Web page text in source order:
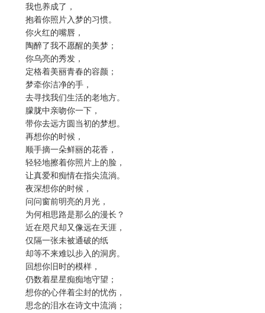
我也养成了，
抱着你照片入梦的习惯。
你火红的嘴唇，
陶醉了我不愿醒的美梦；
你乌亮的秀发，
定格着美丽青春的容颜；
梦牵你洁净的手，
去寻找我们生活的老地方。
朦胧中亲吻你一下，
带你去远方圆当初的梦想。
再想你的时候，
顺手摘一朵鲜丽的花香，
轻轻地擦着你照片上的脸，
让真爱和痴情在指尖流淌。
夜深想你的时候，
问问窗前明亮的月光，
为何相思路是那么的漫长？
近在咫尺却又像远在天涯，
仅隔一张未被通破的纸
却等不来难以步入的洞房。
回想你旧时的模样，
仍数着星星痴痴地守望；
想你的心伴着尘封的忧伤，
思念的泪水在诗文中流淌；